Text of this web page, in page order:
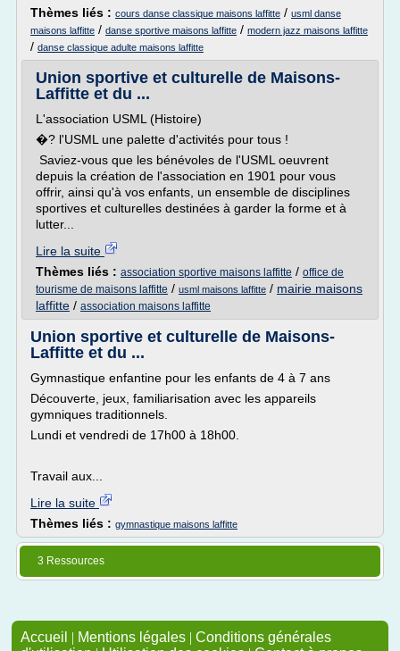
Thèmes liés : cours danse classique maisons laffitte / usml danse
maisons laffitte / danse sportive maisons laffitte / modern jazz maisons laffitte
/ danse classique adulte maisons laffitte
Union sportive et culturelle de Maisons-
Laffitte et du ...
L'association USML (Histoire)
�? l'USML une palette d'activités pour tous !
Saviez-vous que les bénévoles de l'USML oeuvrent
depuis la création de l'association en 1901 pour vous
offrir, ainsi qu'à vos enfants, un ensemble de disciplines
sportives et culturelles destinées à garder la forme et à
lutter...
Lire la suite
Thèmes liés : association sportive maisons laffitte / office de
tourisme de maisons laffitte / usml maisons laffitte / mairie maisons
laffitte / association maisons laffitte
Union sportive et culturelle de Maisons-
Laffitte et du ...
Gymnastique enfantine pour les enfants de 4 à 7 ans
Découverte, jeux, familiarisation avec les appareils
gymniques traditionnels.
Lundi et vendredi de 17h00 à 18h00.
Travail aux...
Lire la suite
Thèmes liés : gymnastique maisons laffitte
3 Ressources
Accueil | Mentions légales | Conditions générales